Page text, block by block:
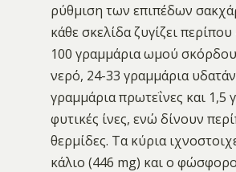
ρύθμιση των επιπέδων
κάθε σκελίδα ζυγίζει
100 γραμμάρια ωμού
νερό, 24-33 γραμμάρια
γραμμάρια πρωτεΐνες και 1,5
φυτικές ίνες, ενώ δίνουν
θερμίδες. Τα κύρια
κάλιο (446 mg) και ο